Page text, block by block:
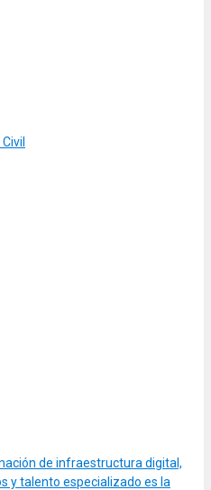
de infraestructura digital,
y talento especializado es la